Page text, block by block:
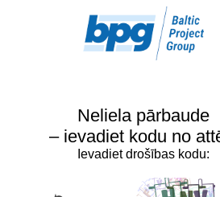
Neliela pārbaude
– ievadiet kodu no
Ievadiet drošības kodu: